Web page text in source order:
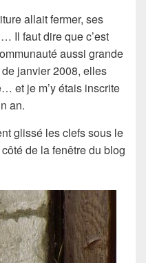
allait fermer, ses
Il faut dire que c’est
aussi grande
janvier 2008, elles
et je m’y étais inscrite
an.
glissé les clefs sous le
de la fenêtre du blog